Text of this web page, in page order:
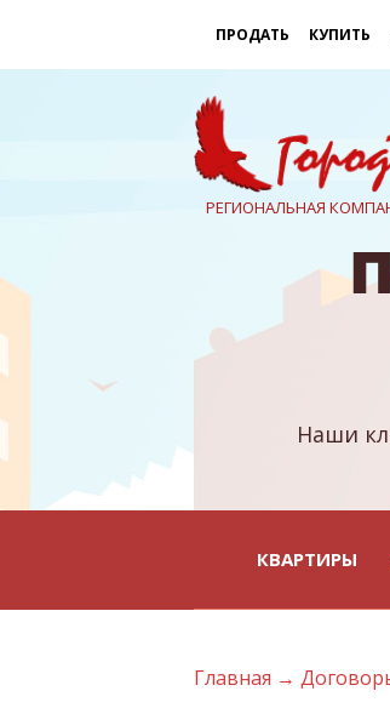
ПРОДАТЬ КУПИТЬ
РЕГИОНАЛЬНАЯ
Наши
КВАРТИРЫ
Главная →